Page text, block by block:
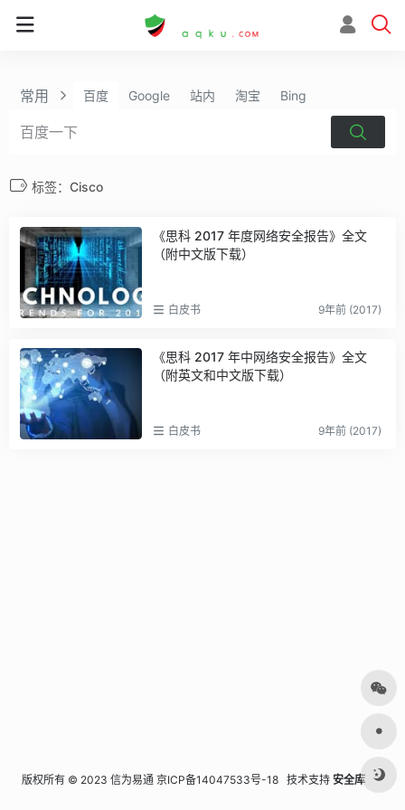
常用 百度 Google 站内 淘宝 Bing
标签：Cisco
《思科 2017 年度网络安全报告》全文
（附中文版下载）
白皮书 9年前 (2017)
《思科 2017 年中网络安全报告》全文
（附英文和中文版下载）
白皮书 9年前 (2017)
版权所有 © 2023 信为易通 京ICP备14047533号-18 技术支持 安全库